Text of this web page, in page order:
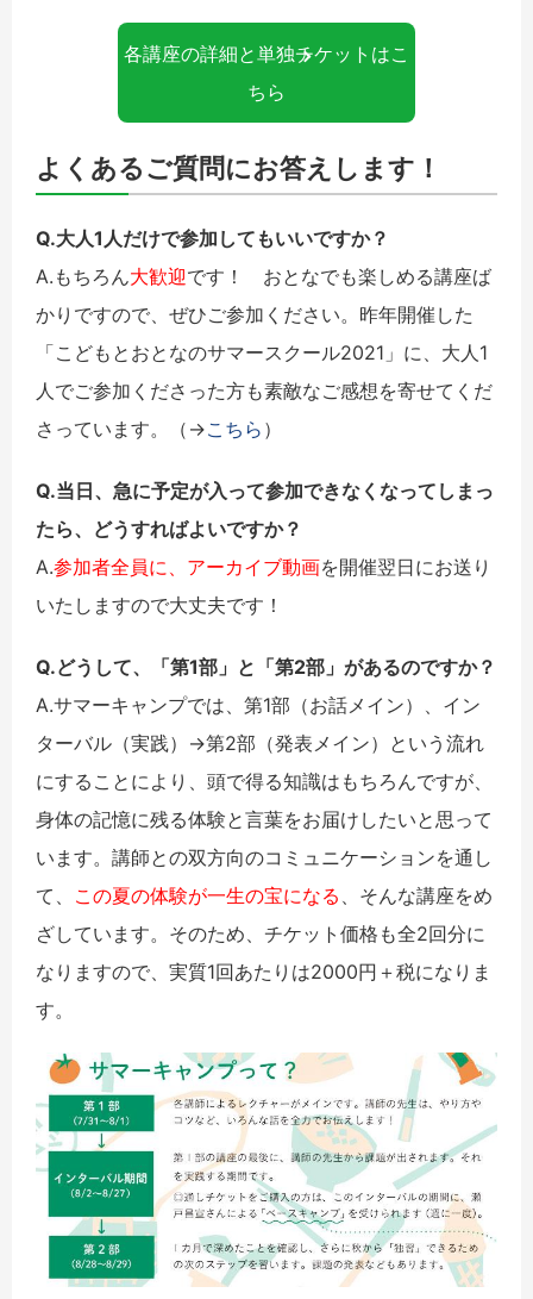
各講座の詳細と単独チケットはこ
ちら
よくあるご質問にお答えします！
Q.大人1人だけで参加してもいいですか？
A.もちろん大歓迎です！ おとなでも楽しめる講座ば
かりですので、ぜひご参加ください。昨年開催した
「こどもとおとなのサマースクール2021」に、大人1
人でご参加くださった方も素敵なご感想を寄せてくだ
さっています。（→こちら ）
Q.当日、急に予定が入って参加できなくなってしまっ
たら、どうすればよいですか？
A.参加者全員に、アーカイブ動画を開催翌日にお送り
いたしますので大丈夫です！
Q.どうして、「第1部」と「第2部」があるのですか？
A.サマーキャンプでは、第1部（お話メイン）、イン
ターバル（実践）→第2部（発表メイン）という流れ
にすることにより、頭で得る知識はもちろんですが、
身体の記憶に残る体験と言葉をお届けしたいと思って
います。講師との双方向のコミュニケーションを通し
て、 この夏の体験が一生の宝になる 、そんな講座をめ
ざしています。そのため、チケット価格も全2回分に
なりますので、実質1回あたりは2000円＋税になりま
す。